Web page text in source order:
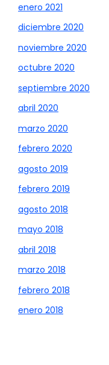
enero 2021
diciembre 2020
noviembre 2020
octubre 2020
septiembre 2020
abril 2020
marzo 2020
febrero 2020
agosto 2019
febrero 2019
agosto 2018
mayo 2018
abril 2018
marzo 2018
febrero 2018
enero 2018